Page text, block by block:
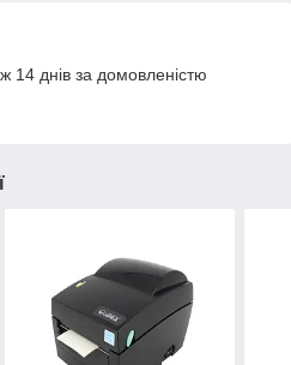
14 днів за домовленістю